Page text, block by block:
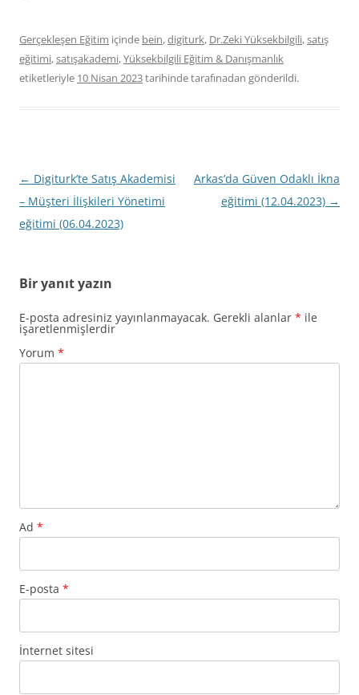
Gerçekleşen Eğitim içinde bein,digiturk, Dr.Zeki Yüksekbilgili,satış
eğitimi,satışakademi,Yüksekbilgili Eğitim & Danışmanlık
etiketleriyle 10 Nisan 2023tarihindetarafınadan gönderildi.
Yazı
dolaşımı
← Digiturk’te Satış Akademisi
– Müşteri İlişkileri Yönetimi
eğitimi (06.04.2023)
Arkas’da Güven Odaklı İkna
eğitimi (12.04.2023) →
Bir yanıt yazın
E-posta adresiniz yayınlanmayacak. Gerekli alanlar * ile
işaretlenmişlerdir
Yorum *
Ad *
E-posta *
İnternet sitesi